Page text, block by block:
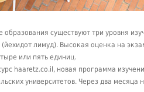
существуют три уровня
лимуд). Высокая оценка на
или пять единиц.
haaretz.co.il, новая программа
университетов. Через два месяца